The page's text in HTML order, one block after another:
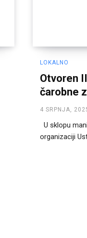
LOKALNO
Otvoren
čarobne
4 SRPNJA,
organizaciji